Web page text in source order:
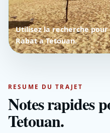
Utilisez la recherche
Rabat a Tetouan.
RESUME DU TRAJET
Notes rapides
Tetouan.